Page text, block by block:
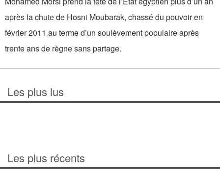
après la chute de Hosni Moubarak, chassé du pouvoir en
février 2011 au terme d’un soulèvement populaire après
trente ans de règne sans partage.
Les plus lus
Les plus récents